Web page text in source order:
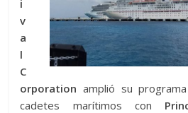
i
v
a
l
C
orporation amplió su
cadetes marítimos con